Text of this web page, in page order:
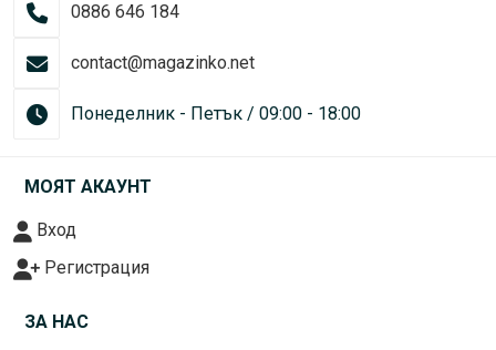
0886 646 184
contact@magazinko.net
Понеделник - Петък / 09:00 - 18:00
МОЯТ АКАУНТ
Вход
Регистрация
ЗА НАС